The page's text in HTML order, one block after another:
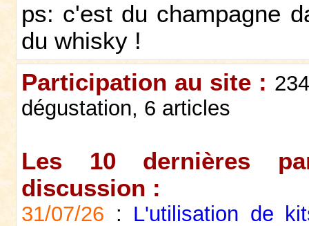
ps: c'est du champagne
du whisky !
Participation au site :
dégustation, 6 articles
Les 10 dernières
discussion :
31/07/26 : L'utilisation de